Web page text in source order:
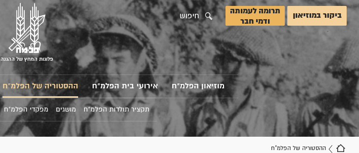
ביקור במוזיאון
תרומה לעמותה
ודמי חבר
חיפוש
פלוגות המחץ של ההגנה
מוזיאון הפלמ"ח אירועי בית הפלמ"ח ההסטוריה של הפלמ"ח
תקציר תולדות הפלמ"ח מושגים מפקדי הפלמ"ח
ההסטוריה של הפלמ"ח